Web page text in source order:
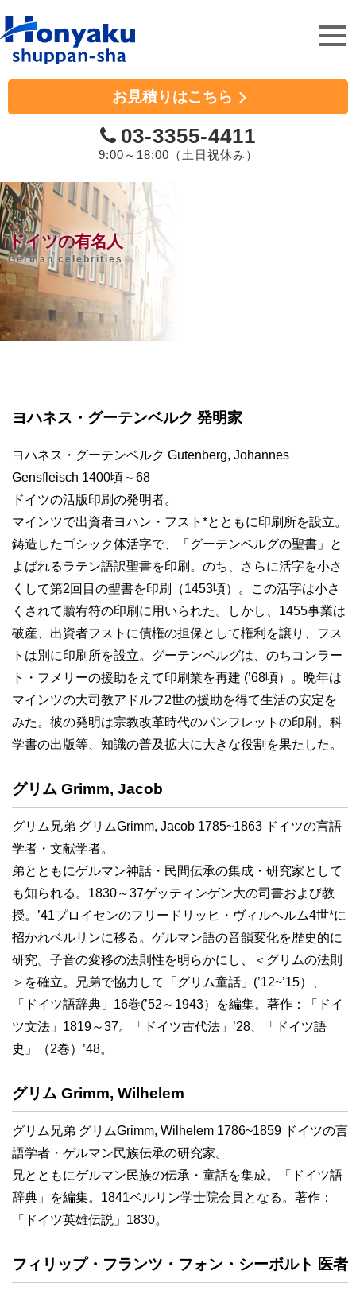
お見積りはこちら
03-3355-4411
9:00～18:00（土日祝休み）
ドイツの有名人
German celebrities
ヨハネス・グーテンベルク 発明家
ヨハネス・グーテンベルク Gutenberg, Johannes
Gensfleisch 1400頃～68
ドイツの活版印刷の発明者。
マインツで出資者ヨハン・フスト*とともに印刷所を設立。
鋳造したゴシック体活字で、「グーテンベルグの聖書」と
よばれるラテン語訳聖書を印刷。のち、さらに活字を小さ
くして第2回目の聖書を印刷（1453頃）。この活字は小さ
くされて贖宥符の印刷に用いられた。しかし、1455事業は
破産、出資者フストに債権の担保として権利を譲り、フス
トは別に印刷所を設立。グーテンベルグは、のちコンラー
ト・フメリーの援助をえて印刷業を再建 (’68頃）。晩年は
マインツの大司教アドルフ2世の援助を得て生活の安定を
みた。彼の発明は宗教改革時代のパンフレットの印刷。科
学書の出版等、知識の普及拡大に大きな役割を果たした。
グリム Grimm, Jacob
グリム兄弟 グリムGrimm, Jacob 1785~1863 ドイツの言語
学者・文献学者。
弟とともにゲルマン神話・民間伝承の集成・研究家として
も知られる。1830～37ゲッティンゲン大の司書および教
授。’41プロイセンのフリードリッヒ・ヴィルヘルム4世*に
招かれベルリンに移る。ゲルマン語の音韻変化を歴史的に
研究。子音の変移の法則性を明らかにし、＜グリムの法則
＞を確立。兄弟で協力して「グリム童話」(’12~’15）、
「ドイツ語辞典」16巻(’52～1943）を編集。著作：「ドイ
ツ文法」1819～37。「ドイツ古代法」’28、「ドイツ語
史」（2巻）’48。
グリム Grimm, Wilhelem
グリム兄弟 グリムGrimm, Wilhelem 1786~1859 ドイツの言
語学者・ゲルマン民族伝承の研究家。
兄とともにゲルマン民族の伝承・童話を集成。「ドイツ語
辞典」を編集。1841ベルリン学士院会員となる。著作：
「ドイツ英雄伝説」1830。
フィリップ・フランツ・フォン・シーボルト 医者